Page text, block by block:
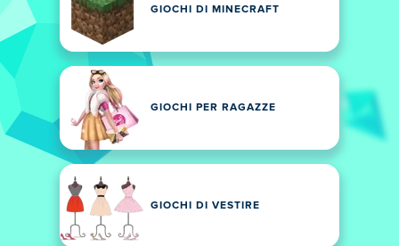
GIOCHI DI MINECRAFT
GIOCHI PER RAGAZZE
GIOCHI DI VESTIRE